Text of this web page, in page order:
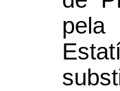
pela